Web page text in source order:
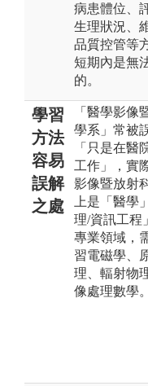
病患體位、
生理狀況、
品質控管等
短期內是無
的。
學習
方法
容易
誤解
之處
「醫學影像
學系」常被
「只是在醫
工作」，實
影像暨放射
上是「醫學
理/資訊工程
專業領域，
習電磁學、
理、輻射物
像處理數學。